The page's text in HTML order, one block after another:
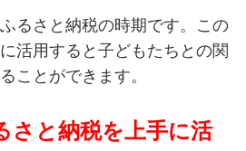
るさと納税の時期です。この
活用すると子どもたちとの関
ことができます。
さと納税を上手に活